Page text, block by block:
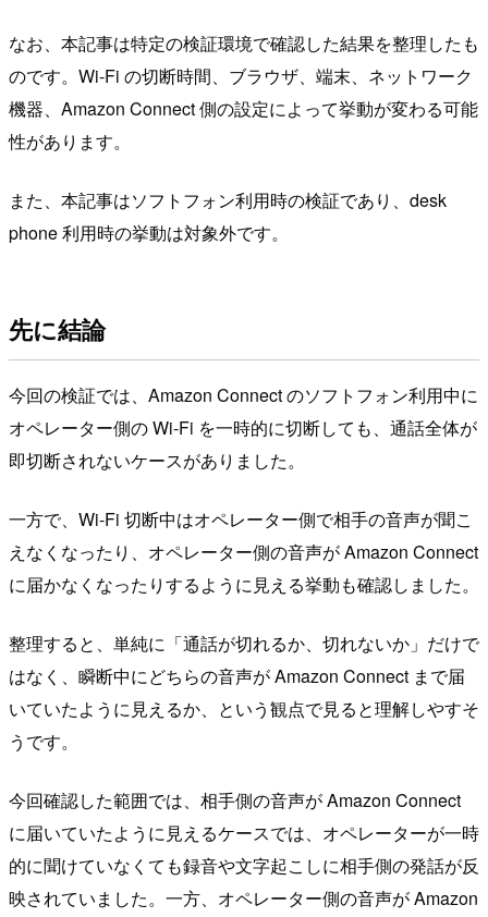
なお、本記事は特定の検証環境で確認した結果を整理したも
のです。Wi-Fi の切断時間、ブラウザ、端末、ネットワーク
機器、Amazon Connect 側の設定によって挙動が変わる可能
性があります。
また、本記事はソフトフォン利用時の検証であり、desk
phone 利用時の挙動は対象外です。
先に結論
今回の検証では、Amazon Connect のソフトフォン利用中に
オペレーター側の Wi-Fi を一時的に切断しても、通話全体が
即切断されないケースがありました。
一方で、Wi-Fi 切断中はオペレーター側で相手の音声が聞こ
えなくなったり、オペレーター側の音声が Amazon Connect
に届かなくなったりするように見える挙動も確認しました。
整理すると、単純に「通話が切れるか、切れないか」だけで
はなく、瞬断中にどちらの音声が Amazon Connect まで届
いていたように見えるか、という観点で見ると理解しやすそ
うです。
今回確認した範囲では、相手側の音声が Amazon Connect
に届いていたように見えるケースでは、オペレーターが一時
的に聞けていなくても録音や文字起こしに相手側の発話が反
映されていました。一方、オペレーター側の音声が Amazon